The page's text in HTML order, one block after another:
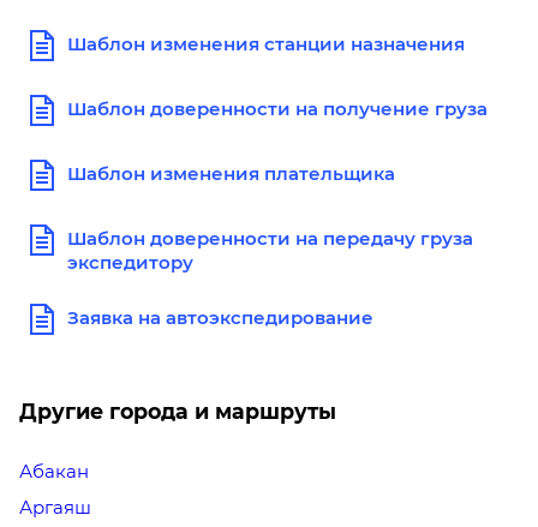
Шаблон изменения станции назначения
Шаблон доверенности на получение груза
Шаблон изменения плательщика
Шаблон доверенности на передачу груза
экспедитору
Заявка на автоэкспедирование
Другие города и маршруты
Абакан
Аргаяш